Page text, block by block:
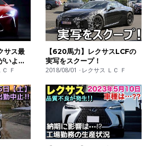
などが身近になった現在、このコンセ
に合っているように感じられます。
前に、クルマを「物を運ぶ道具」から
ぶ移動拠点」へと進化させようとし
せん。
ポは量産化されなかったのか。
活させたら、どのようなクルマになる
技術、実用性、そして現在から見た
サス最
いよい
Ｆ
【620馬力】レクサスLCFの
実写をスクープ！
2018/08/01 レクサス ＬＣ Ｆ